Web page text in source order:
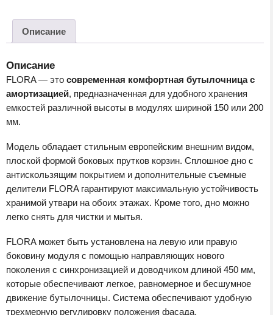
Описание
Описание
FLORA — это современная комфортная бутылочница с
амортизацией, предназначенная для удобного хранения
емкостей различной высоты в модулях шириной 150 или 200
мм.
Модель обладает стильным европейским внешним видом,
плоской формой боковых прутков корзин. Сплошное дно с
антискользящим покрытием и дополнительные съемные
делители FLORA гарантируют максимальную устойчивость
хранимой утвари на обоих этажах. Кроме того, дно можно
легко снять для чистки и мытья.
FLORA может быть установлена на левую или правую
боковину модуля с помощью направляющих нового
поколения с синхронизацией и доводчиком длиной 450 мм,
которые обеспечивают легкое, равномерное и бесшумное
движение бутылочницы. Система обеспечивают удобную
трехмерную регулировку положения фасада.